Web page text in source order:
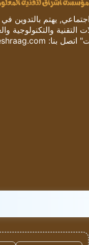
يهتم بالتدوين في
التقنية والتكنولوجية
اتصل بنا: